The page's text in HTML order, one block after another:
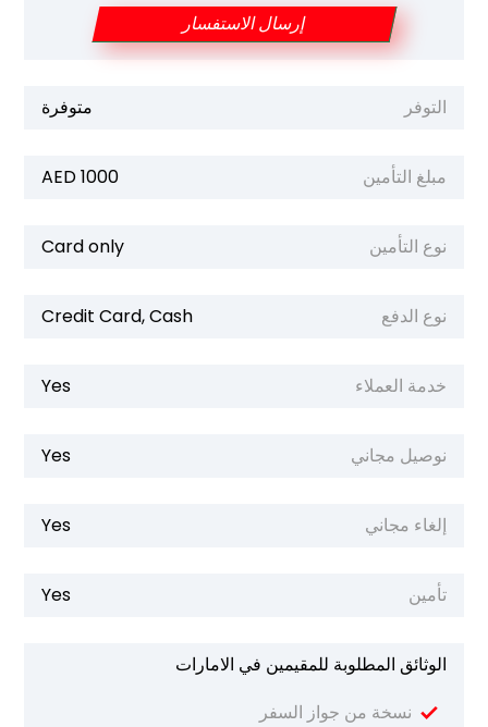
إرسال الاستفسار
التوفر متوفرة
مبلغ التأمين 1000 AED
نوع التأمين Card only
نوع الدفع Credit Card, Cash
خدمة العملاء Yes
نوصيل مجاني Yes
إلغاء مجاني Yes
تأمين Yes
الوثائق المطلوبة للمقيمين في الامارات
نسخة من جواز السفر